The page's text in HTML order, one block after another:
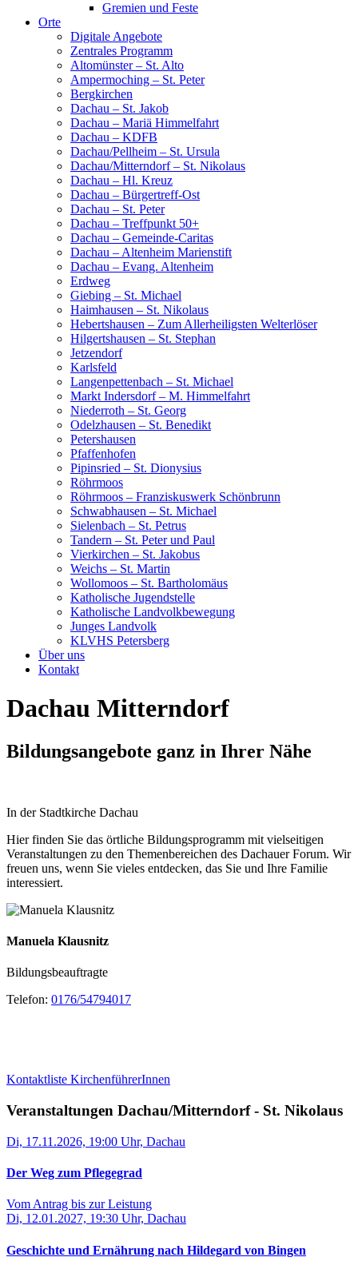
Gremien und Feste
Orte
Digitale Angebote
Zentrales Programm
Altomünster – St. Alto
Ampermoching – St. Peter
Bergkirchen
Dachau – St. Jakob
Dachau – Mariä Himmelfahrt
Dachau – KDFB
Dachau/Pellheim – St. Ursula
Dachau/Mitterndorf – St. Nikolaus
Dachau – Hl. Kreuz
Dachau – Bürgertreff-Ost
Dachau – St. Peter
Dachau – Treffpunkt 50+
Dachau – Gemeinde-Caritas
Dachau – Altenheim Marienstift
Dachau – Evang. Altenheim
Erdweg
Giebing – St. Michael
Haimhausen – St. Nikolaus
Hebertshausen – Zum Allerheiligsten Welterlöser
Hilgertshausen – St. Stephan
Jetzendorf
Karlsfeld
Langenpettenbach – St. Michael
Markt Indersdorf – M. Himmelfahrt
Niederroth – St. Georg
Odelzhausen – St. Benedikt
Petershausen
Pfaffenhofen
Pipinsried – St. Dionysius
Röhrmoos
Röhrmoos – Franziskuswerk Schönbrunn
Schwabhausen – St. Michael
Sielenbach – St. Petrus
Tandern – St. Peter und Paul
Vierkirchen – St. Jakobus
Weichs – St. Martin
Wollomoos – St. Bartholomäus
Katholische Jugendstelle
Katholische Landvolkbewegung
Junges Landvolk
KLVHS Petersberg
Über uns
Kontakt
Dachau Mitterndorf
Bildungsangebote ganz in Ihrer Nähe
In der Stadtkirche Dachau
Hier finden Sie das örtliche Bildungsprogramm mit vielseitigen
Veranstaltungen zu den Themenbereichen des Dachauer Forum. Wir
freuen uns, wenn Sie vieles entdecken, das Sie und Ihre Familie
interessiert.
Manuela Klausnitz
Bildungsbeauftragte
Telefon: 0176/54794017
Kontaktliste KirchenführerInnen
Veranstaltungen Dachau/Mitterndorf - St. Nikolaus
Di, 17.11.2026, 19:00 Uhr, Dachau
Der Weg zum Pflegegrad
Vom Antrag bis zur Leistung
Di, 12.01.2027, 19:30 Uhr, Dachau
Geschichte und Ernährung nach Hildegard von Bingen